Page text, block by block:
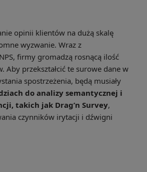
opinii klientów na dużą skalę
wyzwanie. Wraz z
firmy gromadzą rosnącą ilość
Aby przekształcić te surowe dane w
spostrzeżenia, będą musiały
do analizy semantycznej i
takich jak Drag’n Survey,
czynników irytacji i dźwigni